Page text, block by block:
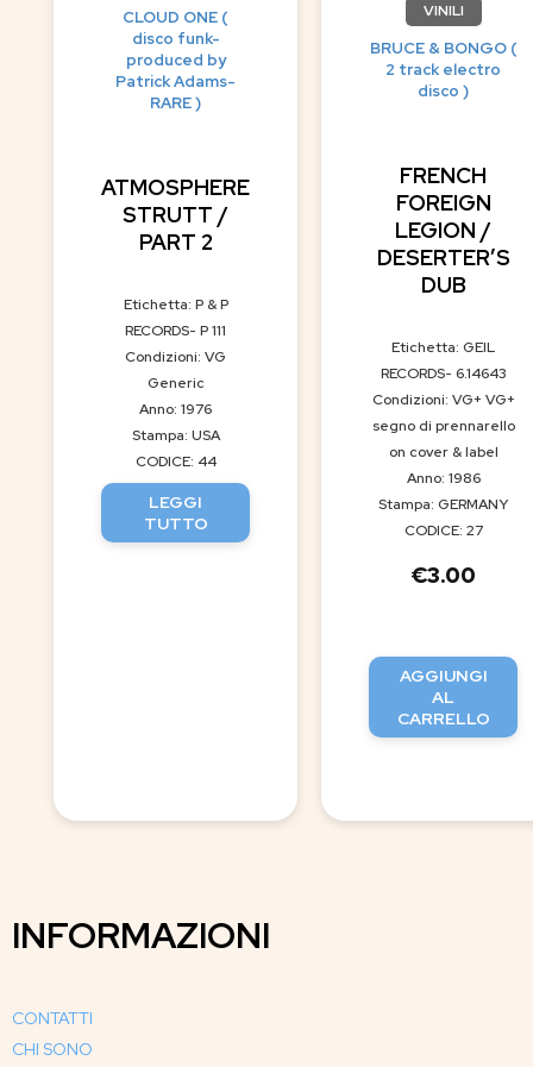
CLOUD ONE (
disco funk-
produced by
Patrick Adams-
RARE )
ATMOSPHERE
STRUTT /
PART 2
Etichetta: P & P
RECORDS- P 111
Condizioni: VG
Generic
Anno: 1976
Stampa: USA
CODICE: 44
LEGGI
TUTTO
VINILI
BRUCE & BONGO (
2 track electro
disco )
FRENCH
FOREIGN
LEGION /
DESERTER’S
DUB
Etichetta: GEIL
RECORDS- 6.14643
Condizioni: VG+ VG+
segno di prennarello
on cover & label
Anno: 1986
Stampa: GERMANY
CODICE: 27
€3.00
AGGIUNGI
AL
CARRELLO
INFORMAZIONI
CONTATTI
CHI SONO